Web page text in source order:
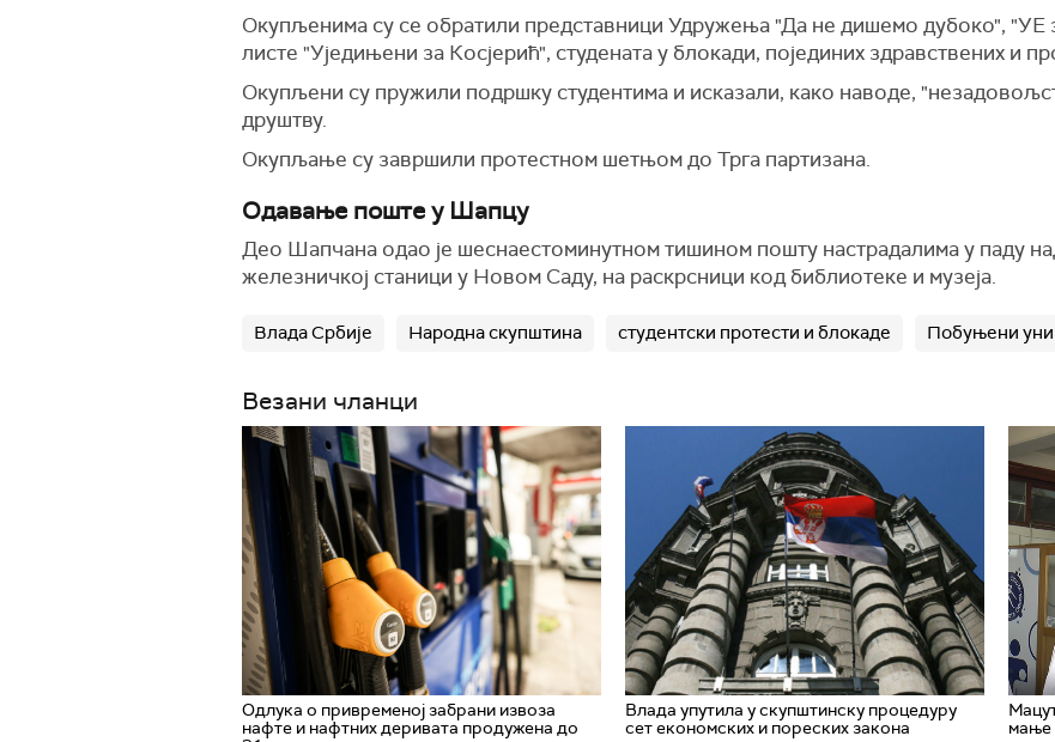
Окупљенима су се обратили представници Удружења "Да не дишемо дубоко", "УЕ
листе "Уједињени за Косјерић", студената у блокади, појединих здравствених и
Окупљени су пружили подршку студентима и исказали, како наводе,
друштву.
Окупљање су завршили протестном шетњом до Трга партизана.
Одавање поште у Шапцу
Део Шапчана одао је шеснаестоминутном тишином пошту настрадалима у паду
железничкој станици у Новом Саду, на раскрсници код библиотеке и музеја.
Влада Србије Народна скупштина студентски протести и блокаде Побуњени
Везани чланци
Одлука о привременој забрани извоза
нафте и нафтних деривата продужена до
Влада упутила у скупштинску процедуру
сет економских и пореских закона
мање